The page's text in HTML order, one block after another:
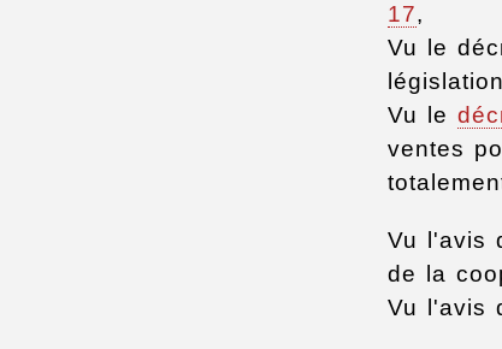
17,
Vu le
Vu le
ventes
Vu l'avis
de la
Vu l'avis